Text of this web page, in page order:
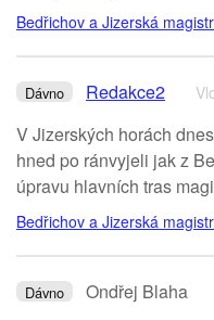
Bedřichov a Jizerská
Dávno Redakce2
V Jizerských horách
hned po ránvyjeli jak z
úpravu hlavních tras
Bedřichov a Jizerská
Dávno Ondřej Blaha